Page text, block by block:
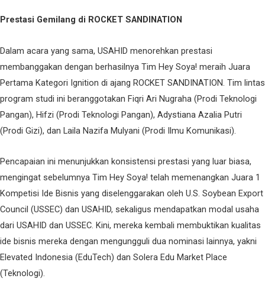
Prestasi Gemilang di ROCKET SANDINATION
Dalam acara yang sama, USAHID menorehkan prestasi
membanggakan dengan berhasilnya Tim Hey Soya! meraih Juara
Pertama Kategori Ignition di ajang ROCKET SANDINATION. Tim lintas
program studi ini beranggotakan Fiqri Ari Nugraha (Prodi Teknologi
Pangan), Hifzi (Prodi Teknologi Pangan), Adystiana Azalia Putri
(Prodi Gizi), dan Laila Nazifa Mulyani (Prodi Ilmu Komunikasi).
Pencapaian ini menunjukkan konsistensi prestasi yang luar biasa,
mengingat sebelumnya Tim Hey Soya! telah memenangkan Juara 1
Kompetisi Ide Bisnis yang diselenggarakan oleh U.S. Soybean Export
Council (USSEC) dan USAHID, sekaligus mendapatkan modal usaha
dari USAHID dan USSEC. Kini, mereka kembali membuktikan kualitas
ide bisnis mereka dengan mengungguli dua nominasi lainnya, yakni
Elevated Indonesia (EduTech) dan Solera Edu Market Place
(Teknologi).